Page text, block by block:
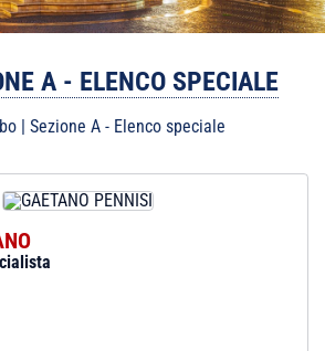
A - ELENCO SPECIALE
| Sezione A - Elenco speciale